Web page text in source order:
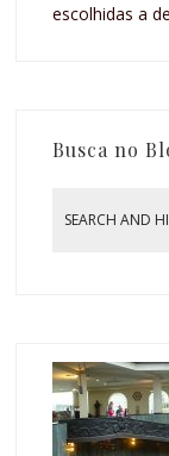
escolhidas a
Busca no